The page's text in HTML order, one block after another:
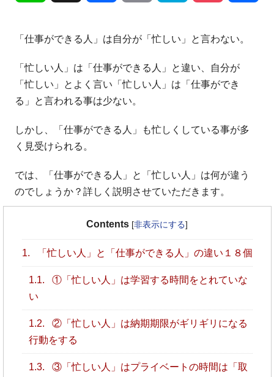
「仕事ができる人」は自分が「忙しい」と言わない。
「忙しい人」は「仕事ができる人」と違い、自分が
「忙しい」とよく言い「忙しい人」は「仕事ができ
る」と言われる事は少ない。
しかし、「仕事ができる人」も忙しくしている事が多
く見受けられる。
では、「仕事ができる人」と「忙しい人」は何が違う
のでしょうか？詳しく説明させていただきます。
Contents [非表示にする]
1. 「忙しい人」と「仕事ができる人」の違い１８個
1.1.
①「忙しい人」は学習する時間をとれていな
い
1.2.
②「忙しい人」は納期期限がギリギリになる
行動をする
1.3.
③「忙しい人」はプライベートの時間は「取